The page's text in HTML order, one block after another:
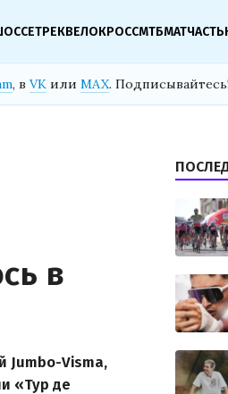
ТРЕКВЕЛОКРОССМТБМАТЧАСТЬ
, в VK или MAX.
в
Jumbo-Visma,
«Тур де